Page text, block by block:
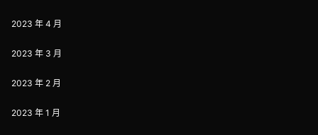
2023 年 4 月
2023 年 3 月
2023 年 2 月
2023 年 1 月